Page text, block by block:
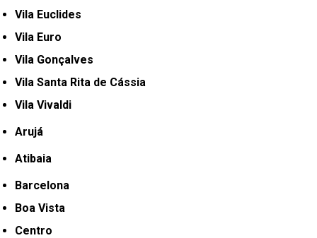
Vila Euclides
Vila Euro
Vila Gonçalves
Vila Santa Rita de Cássia
Vila Vivaldi
Arujá
Atibaia
Barcelona
Boa Vista
Centro